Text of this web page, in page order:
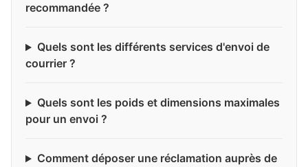
recommandée ?
Quels sont les différents services d'envoi de
courrier ?
Quels sont les poids et dimensions maximales
pour un envoi ?
Comment déposer une réclamation auprès de